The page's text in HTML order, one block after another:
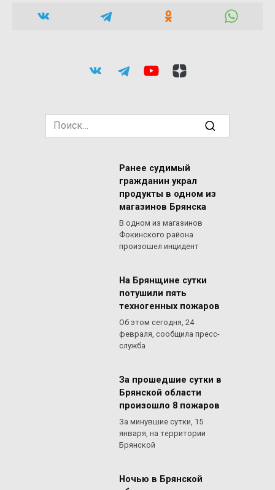
Search
for:
Ранее судимый
гражданин украл
продукты в одном из
магазинов Брянска
В одном из магазинов
Фокинского района
произошел инцидент
На Брянщине сутки
потушили пять
техногенных пожаров
Об этом сегодня, 24
февраля, сообщила пресс-
служба
За прошедшие сутки в
Брянской области
произошло 8 пожаров
За минувшие сутки, 15
января, на территории
Брянской
Ночью в Брянской